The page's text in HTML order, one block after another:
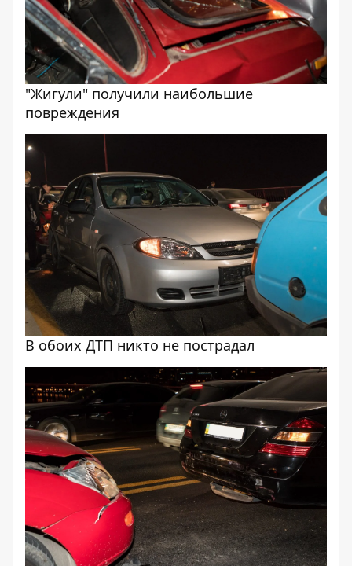
"Жигули" получили наибольшие
повреждения
В обоих ДТП никто не пострадал